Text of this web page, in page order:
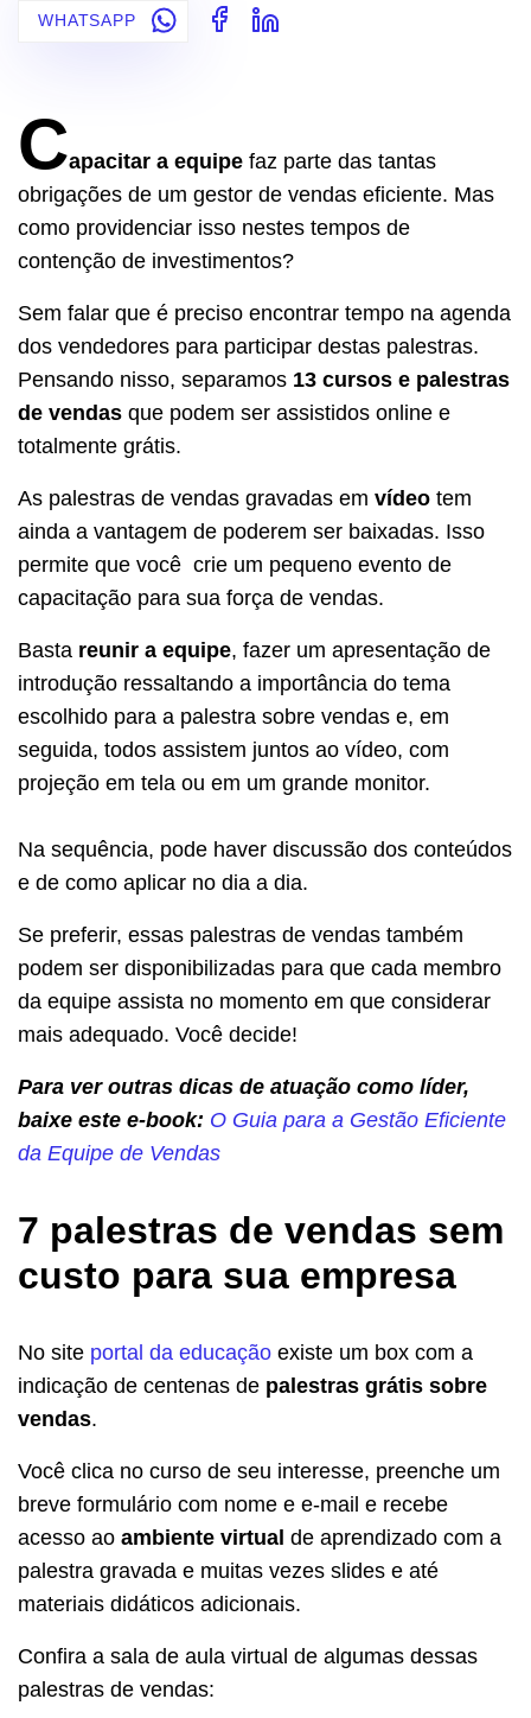
WHATSAPP
Capacitar a equipe faz parte das tantas
obrigações de um gestor de vendas eficiente. Mas
como providenciar isso nestes tempos de
contenção de investimentos?
Sem falar que é preciso encontrar tempo na agenda
dos vendedores para participar destas palestras.
Pensando nisso, separamos 13 cursos e palestras
de vendas que podem ser assistidos online e
totalmente grátis.
As palestras de vendas gravadas em vídeo tem
ainda a vantagem de poderem ser baixadas. Isso
permite que você crie um pequeno evento de
capacitação para sua força de vendas.
Basta reunir a equipe, fazer um apresentação de
introdução ressaltando a importância do tema
escolhido para a palestra sobre vendas e, em
seguida, todos assistem juntos ao vídeo, com
projeção em tela ou em um grande monitor.
Na sequência, pode haver discussão dos conteúdos
e de como aplicar no dia a dia.
Se preferir, essas palestras de vendas também
podem ser disponibilizadas para que cada membro
da equipe assista no momento em que considerar
mais adequado. Você decide!
Para ver outras dicas de atuação como líder,
baixe este e-book: O Guia para a Gestão Eficiente
da Equipe de Vendas
7 palestras de vendas sem
custo para sua empresa
No site portal da educação existe um box com a
indicação de centenas de palestras grátis sobre
vendas.
Você clica no curso de seu interesse, preenche um
breve formulário com nome e e-mail e recebe
acesso ao ambiente virtual de aprendizado com a
palestra gravada e muitas vezes slides e até
materiais didáticos adicionais.
Confira a sala de aula virtual de algumas dessas
palestras de vendas: